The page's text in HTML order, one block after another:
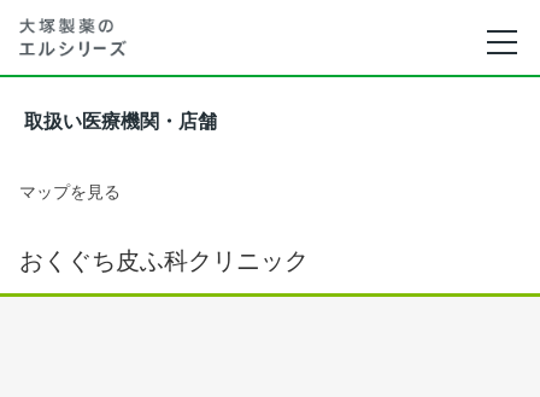
取扱い医療機関・店舗
マップを見る
おくぐち皮ふ科クリニック